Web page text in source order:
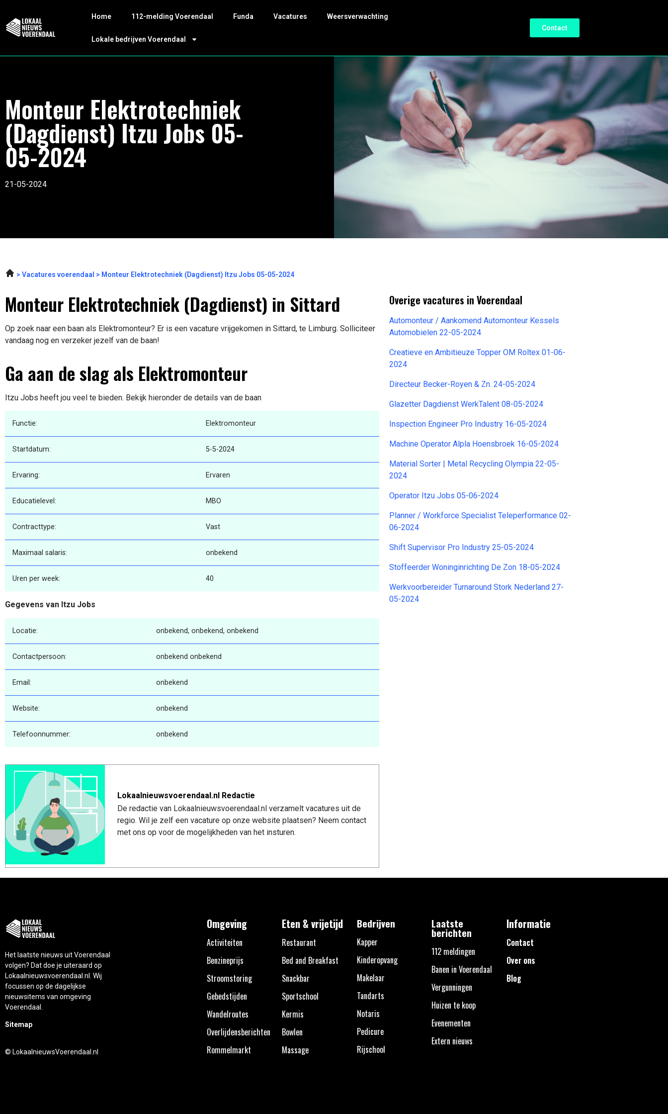
Home 112-melding Voerendaal Funda Vacatures Weersverwachting
Lokale bedrijven Voerendaal
Contact
Monteur Elektrotechniek
(Dagdienst) Itzu Jobs 05-
05-2024
21-05-2024
Vacatures voerendaal Monteur Elektrotechniek (Dagdienst) Itzu Jobs 05-05-2024
Monteur Elektrotechniek (Dagdienst) in Sittard
Op zoek naar een baan als Elektromonteur? Er is een vacature vrijgekomen in Sittard, te Limburg. Solliciteer
vandaag nog en verzeker jezelf van de baan!
Ga aan de slag als Elektromonteur
Itzu Jobs heeft jou veel te bieden. Bekijk hieronder de details van de baan
Functie: Elektromonteur
Startdatum: 5-5-2024
Ervaring: Ervaren
Educatielevel: MBO
Contracttype: Vast
Maximaal salaris: onbekend
Uren per week: 40
Gegevens van Itzu Jobs
Locatie: onbekend, onbekend, onbekend
Contactpersoon: onbekend onbekend
Email: onbekend
Website: onbekend
Telefoonnummer: onbekend
Lokaalnieuwsvoerendaal.nl Redactie
De redactie van Lokaalnieuwsvoerendaal.nl verzamelt vacatures uit de
regio. Wil je zelf een vacature op onze website plaatsen? Neem contact
met ons op voor de mogelijkheden van het insturen.
Overige vacatures in Voerendaal
Automonteur / Aankomend Automonteur Kessels
Automobielen 22-05-2024
Creatieve en Ambitieuze Topper OM Roltex 01-06-
2024
Directeur Becker-Royen & Zn. 24-05-2024
Glazetter Dagdienst WerkTalent 08-05-2024
Inspection Engineer Pro Industry 16-05-2024
Machine Operator Alpla Hoensbroek 16-05-2024
Material Sorter | Metal Recycling Olympia 22-05-
2024
Operator Itzu Jobs 05-06-2024
Planner / Workforce Specialist Teleperformance 02-
06-2024
Shift Supervisor Pro Industry 25-05-2024
Stoffeerder Woninginrichting De Zon 18-05-2024
Werkvoorbereider Turnaround Stork Nederland 27-
05-2024
Het laatste nieuws uit Voerendaal
volgen? Dat doe je uiteraard op
Lokaalnieuwsvoerendaal.nl. Wij
focussen op de dagelijkse
nieuwsitems van omgeving
Voerendaal.
Sitemap
© LokaalnieuwsVoerendaal.nl
Omgeving
Activiteiten
Benzineprijs
Stroomstoring
Gebedstijden
Wandelroutes
Overlijdensberichten
Rommelmarkt
Eten & vrijetijd
Restaurant
Bed and Breakfast
Snackbar
Sportschool
Kermis
Bowlen
Massage
Bedrijven
Kapper
Kinderopvang
Makelaar
Tandarts
Notaris
Pedicure
Rijschool
Laatste
berichten
112 meldingen
Banen in Voerendaal
Vergunningen
Huizen te koop
Evenementen
Extern nieuws
Informatie
Contact
Over ons
Blog